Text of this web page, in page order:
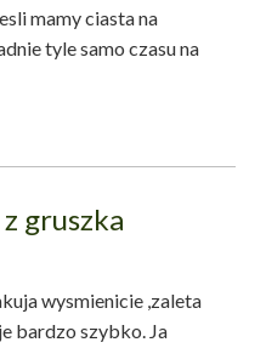
mamy ciasta na
tyle samo czasu na
gruszka
wysmienicie ,zaleta
bardzo szybko. Ja